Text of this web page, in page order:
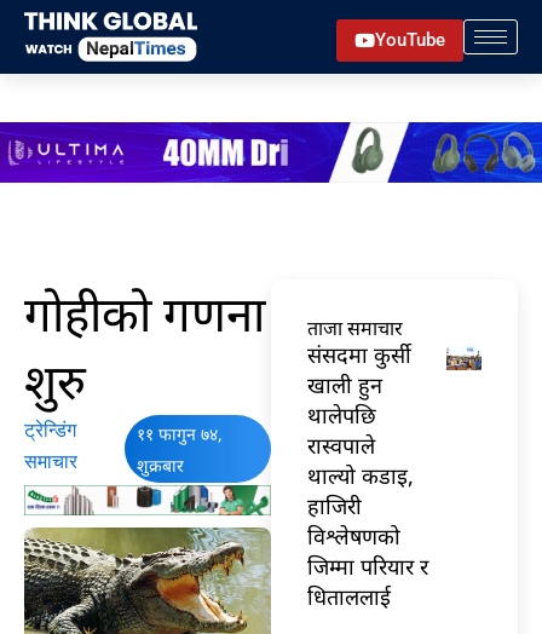
Skip
content
YouTube
गोहीको गणना
शुरु
ट्रेन्डिंग
समाचार
११ फागुन ७४,
शुक्रबार
ताजा समाचार
संसदमा कुर्सी
खाली हुन
थालेपछि
रास्वपाले
थाल्यो कडाइ,
हाजिरी
विश्लेषणको
जिम्मा परियार र
धिताललाई